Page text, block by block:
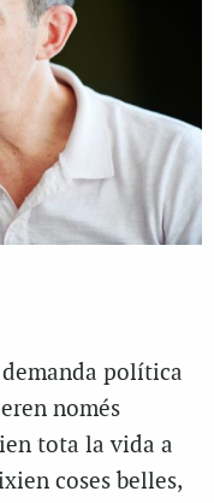
demanda política
només
tota la vida a
coses belles,